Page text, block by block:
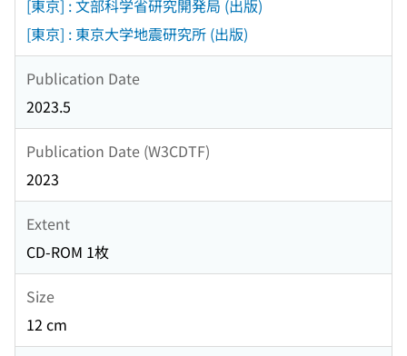
[東京] : 文部科学省研究開発局 (出版)
[東京] : 東京大学地震研究所 (出版)
Publication Date
2023.5
Publication Date (W3CDTF)
2023
Extent
CD-ROM 1枚
Size
12 cm